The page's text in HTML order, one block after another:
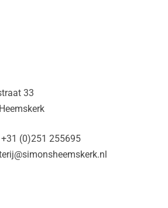
33
+31 (0)251 255695